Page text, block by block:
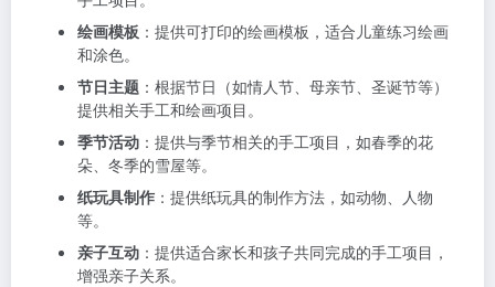
绘画模板 ：提供可打印的绘画模板，适合儿童练习绘画
和涂色。
节日主题 ：根据节日（如情人节、母亲节、圣诞节等）
提供相关手工和绘画项目。
季节活动 ：提供与季节相关的手工项目，如春季的花
朵、冬季的雪屋等。
纸玩具制作 ：提供纸玩具的制作方法，如动物、人物
等。
亲子互动 ：提供适合家长和孩子共同完成的手工项目，
增强亲子关系。